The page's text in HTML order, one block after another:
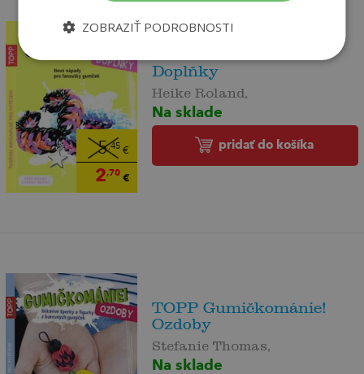
5,45€
2,70€
TOPP Gumičkománie!
Doplňky
Heike Roland,
Na sklade
pridať do košíka
TOPP Gumičkománie!
Ozdoby
Stefanie Thomas,
Na sklade
ZOBRAZIŤ PODROBNOSTI